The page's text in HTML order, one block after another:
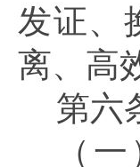
发证、
离、高
第六
（